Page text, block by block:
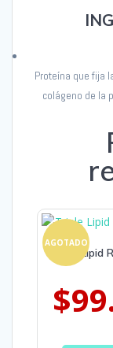
Proteína que fija
colágeno de la
AGOTADO
Triple Lipid
$